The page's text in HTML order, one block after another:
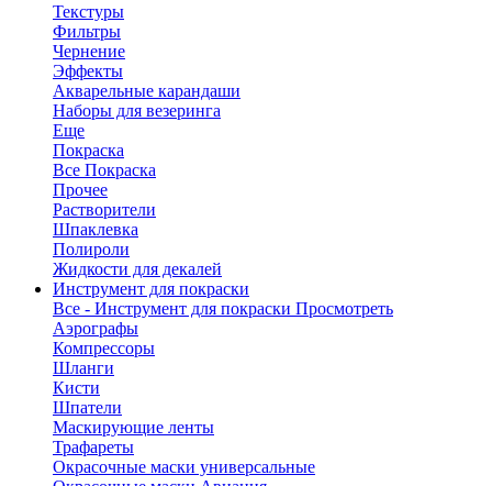
Текстуры
Фильтры
Чернение
Эффекты
Акварельные карандаши
Наборы для везеринга
Еще
Покраска
Все Покраска
Прочее
Растворители
Шпаклевка
Полироли
Жидкости для декалей
Инструмент для покраски
Все - Инструмент для покраски Просмотреть
Аэрографы
Компрессоры
Шланги
Кисти
Шпатели
Маскирующие ленты
Трафареты
Окрасочные маски универсальные